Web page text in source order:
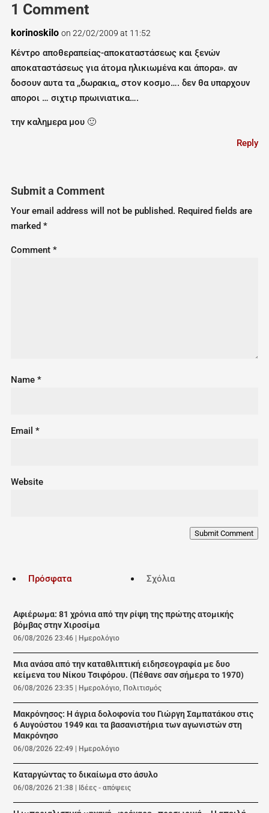
1 Comment
korinoskilo on 22/02/2009 at 11:52
Κέντρο αποθεραπείας-αποκαταστάσεως και ξενών
αποκαταστάσεως για άτομα ηλικιωμένα και άπορα». αν
δοσουν αυτα τα ,,δωρακια,, στον κοσμο…. δεν θα υπαρχουν
αποροι … σιχτιρ πρωινιατικα….
την καλημερα μου 🙂
Reply
Submit a Comment
Your email address will not be published. Required fields are
marked *
Comment *
Name *
Email *
Website
Submit Comment
Πρόσφατα Σχόλια
Αφιέρωμα: 81 χρόνια από την ρίψη της πρώτης ατομικής
βόμβας στην Χιροσίμα
06/08/2026 23:46 Ημερολόγιο
Μια ανάσα από την καταθλιπτική ειδησεογραφία με δυο
κείμενα του Νίκου Τσιφόρου. (Πέθανε σαν σήμερα το 1970)
06/08/2026 23:35 Ημερολόγιο, Πολιτισμός
Μακρόνησος: Η άγρια δολοφονία του Γιώργη Σαμπατάκου στις
6 Αυγούστου 1949 και τα βασανιστήρια των αγωνιστών στη
Μακρόνησο
06/08/2026 22:49 Ημερολόγιο
Καταργώντας το δικαίωμα στο άσυλο
06/08/2026 21:38 Ιδέες - απόψεις